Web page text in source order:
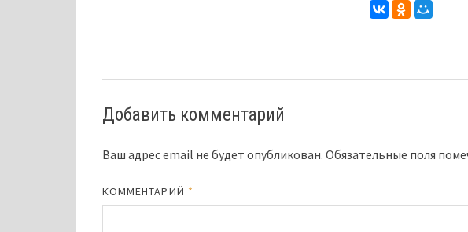
Добавить комментарий
Ваш адрес email не будет опубликован. Обязательные поля
КОММЕНТАРИЙ *